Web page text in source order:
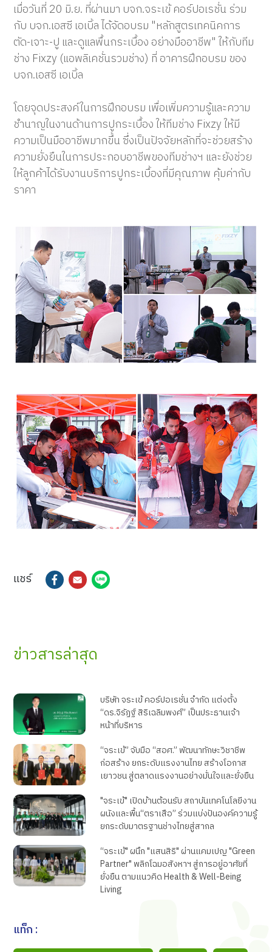
เมื่อวันที่ 20 มิ.ย. ที่ผ่านมา บจก.จระเข้ คอร์ปอเรชั่น ร่วม
กับ บจก.เอสซี เอเบิ้ล ได้จัดอบรม "หลักสูตรเทคนิคการ
ตัด-เจาะ-ปู และดูแลพื้นกระเบื้อง อย่างมืออาชีพ" ให้กับทีม
ช่าง Fixzy (แอพลิเคชั่นรวมช่าง) ที่ อาคารฝึกอบรม ของ
บจก.เอสซี เอเบิ้ล
โดยจุดประสงค์ในการฝึกอบรม เพื่อเพิ่มความรู้และความ
ชำนาญในงานด้านการปูกระเบื้่อง ให้ทีมช่าง Fixzy ให้มี
ความเป็นมืออาชีพมากขึ้น ซึ่งเป็นปัจจัยหลักที่จะช่วยสร้าง
ความยั่งยืนในการประกอบอาชีพของทีมช่างฯ และยังช่วย
ให้ลูกค้าได้รับงานบริการปูกระเบื้องที่มีคุณภาพ คุ้มค่ากับ
ราคา
แชร์
ข่าวสารล่าสุด
บริษัท จระเข้ คอร์ปอเรชั่น จำกัด แต่งตั้ง
“ดร.จิรัฏฐ์ สิริเฉลิมพงศ์” เป็นประธานเจ้า
หน้าที่บริหาร
“จระเข้” จับมือ “สอศ.” พัฒนาทักษะวิชาชีพ
ก่อสร้าง ยกระดับแรงงานไทย สร้างโอกาส
เยาวชน สู่ตลาดแรงงานอย่างมั่นใจและยั่งยืน
"จระเข้" เปิดบ้านต้อนรับ สถาบันเทคโนโลยีงาน
ผนังและพื้น“ตราเสือ” ร่วมแบ่งปันองค์ความรู้
ยกระดับมาตรฐานช่างไทยสู่สากล
“จระเข้" ผนึก "แสนสิริ" ผ่านแคมเปญ "Green
Partner" พลิกโฉมอสังหาฯ สู่การอยู่อาศัยที่
ยั่งยืน ตามแนวคิด Health & Well-Being
Living
แท็ก :